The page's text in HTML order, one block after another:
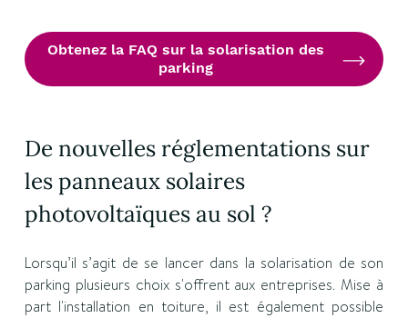
Obtenez la FAQ sur la solarisation des
parking
De nouvelles réglementations sur
les panneaux solaires
photovoltaïques au sol ?
Lorsqu’il s’agit de se lancer dans la solarisation de son
parking plusieurs choix s'offrent aux entreprises. Mise à
part l'installation en toiture, il est également possible